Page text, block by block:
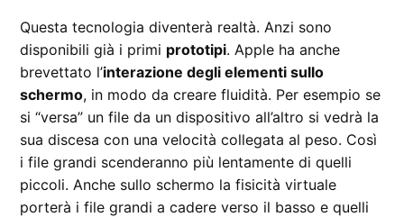
Questa tecnologia diventerà realtà. Anzi sono
disponibili già i primi prototipi. Apple ha anche
brevettato l’interazione degli elementi sullo
schermo, in modo da creare fluidità. Per esempio se
si “versa” un file da un dispositivo all’altro si vedrà la
sua discesa con una velocità collegata al peso. Così
i file grandi scenderanno più lentamente di quelli
piccoli. Anche sullo schermo la fisicità virtuale
porterà i file grandi a cadere verso il basso e quelli